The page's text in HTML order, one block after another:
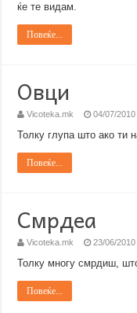
ќе те видам.
Повеќе...
Овци
Vicoteka.mk 04/07/2010
Толку глупа што ако ти
Повеќе...
Смрдеа
Vicoteka.mk 23/06/2010
Толку многу смрдиш,
Повеќе...